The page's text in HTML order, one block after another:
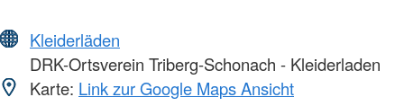
Kleiderläden
DRK-Ortsverein Triberg-Schonach - Kleiderladen
Karte: Link zur Google Maps Ansicht